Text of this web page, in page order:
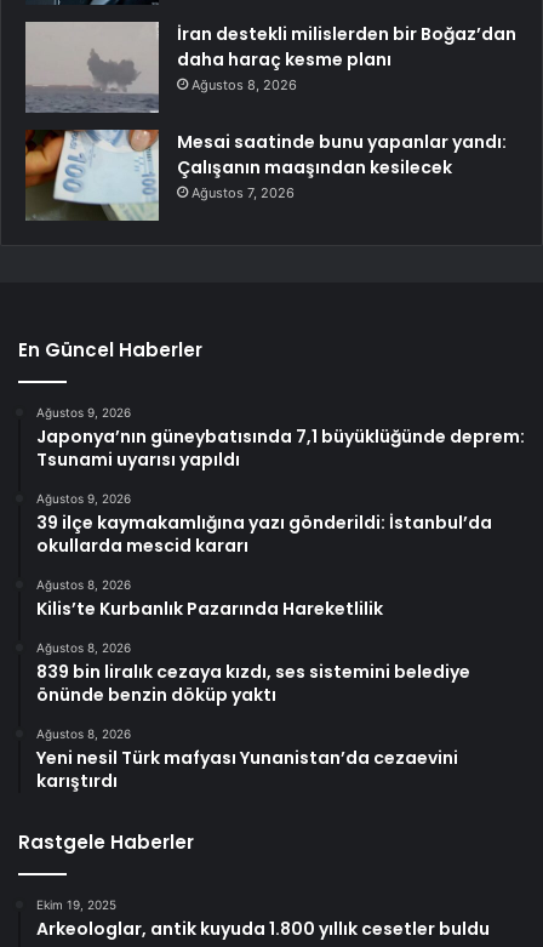
İran destekli milislerden bir Boğaz’dan
daha haraç kesme planı
Ağustos 8, 2026
Mesai saatinde bunu yapanlar yandı:
Çalışanın maaşından kesilecek
Ağustos 7, 2026
En Güncel Haberler
Ağustos 9, 2026
Japonya’nın güneybatısında 7,1 büyüklüğünde deprem:
Tsunami uyarısı yapıldı
Ağustos 9, 2026
39 ilçe kaymakamlığına yazı gönderildi: İstanbul’da
okullarda mescid kararı
Ağustos 8, 2026
Kilis’te Kurbanlık Pazarında Hareketlilik
Ağustos 8, 2026
839 bin liralık cezaya kızdı, ses sistemini belediye
önünde benzin döküp yaktı
Ağustos 8, 2026
Yeni nesil Türk mafyası Yunanistan’da cezaevini
karıştırdı
Rastgele Haberler
Ekim 19, 2025
Arkeologlar, antik kuyuda 1.800 yıllık cesetler buldu